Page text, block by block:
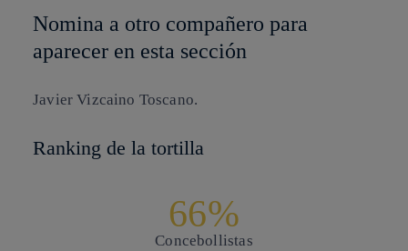
Nomina a otro compañero para
aparecer en esta sección
Javier Vizcaino Toscano.
Ranking de la tortilla
66%
Concebollistas